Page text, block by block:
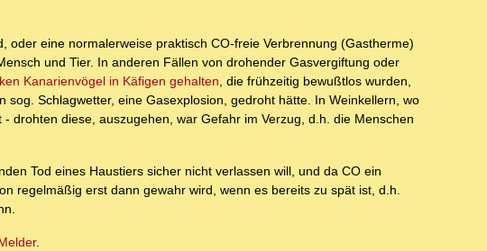
eine normalerweise praktisch CO-freie Verbrennung (Gastherme)
und Tier. In anderen Fällen von drohender Gasvergiftung oder
Kanarienvögel in Käfigen gehalten, die frühzeitig bewußtlos wurden,
sog. Schlagwetter, eine Gasexplosion, gedroht hätte. In Weinkellern, wo
drohten diese, auszugehen, war Gefahr im Verzug, d.h. die Menschen
Tod eines Haustiers sicher nicht verlassen will, und da CO ein
regelmäßig erst dann gewahr wird, wenn es bereits zu spät ist, d.h.
.